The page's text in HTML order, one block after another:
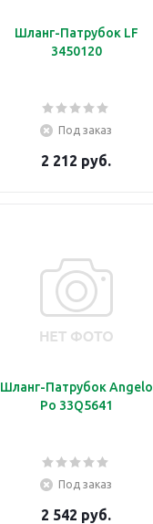
Шланг-Патрубок LF
3450120
Под заказ
2 212 руб.
Шланг-Патрубок Angelo
Po 33Q5641
Под заказ
2 542 руб.